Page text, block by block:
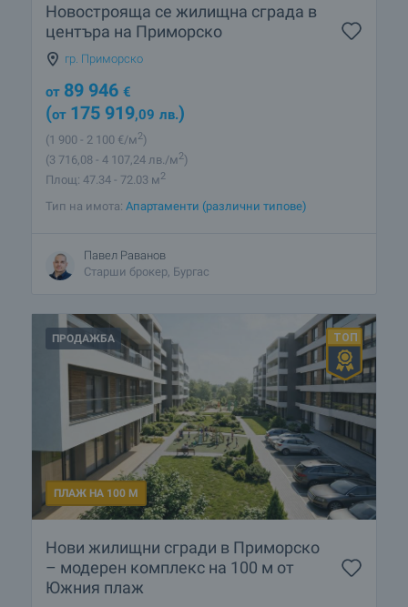
Новострояща се жилищна сграда в
центъра на Приморско
гр. Приморско
от 89 946 €
(от 175 919,09 лв.)
(1 900 - 2 100 €/м2)
(3 716,08 - 4 107,24 лв./м2)
Площ: 47.34 - 72.03 м2
Тип на имота: Апартаменти (различни типове)
Павел Раванов
Старши брокер, Бургас
ПРОДАЖБА
ПЛАЖ НА 100 М
Нови жилищни сгради в Приморско
– модерен комплекс на 100 м от
Южния плаж